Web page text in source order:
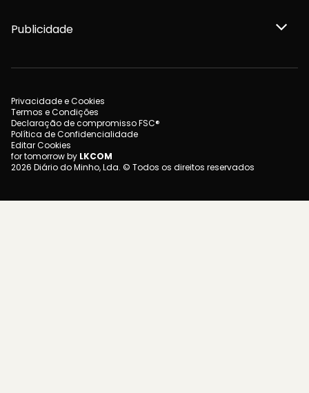
Publicidade
Privacidade e Cookies
Termos e Condições
Declaração de compromisso FSC®
Política de Confidencialidade
Editar Cookies
for tomorrow by LKCOM
2026 Diário do Minho, Lda. © Todos os direitos reservados